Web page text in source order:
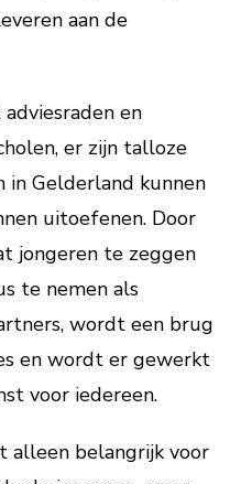
aan de
en
er zijn talloze
in Gelderland kunnen
uitoefenen. Door
jongeren te zeggen
te nemen als
wordt een brug
en wordt er gewerkt
voor iedereen.
alleen belangrijk voor